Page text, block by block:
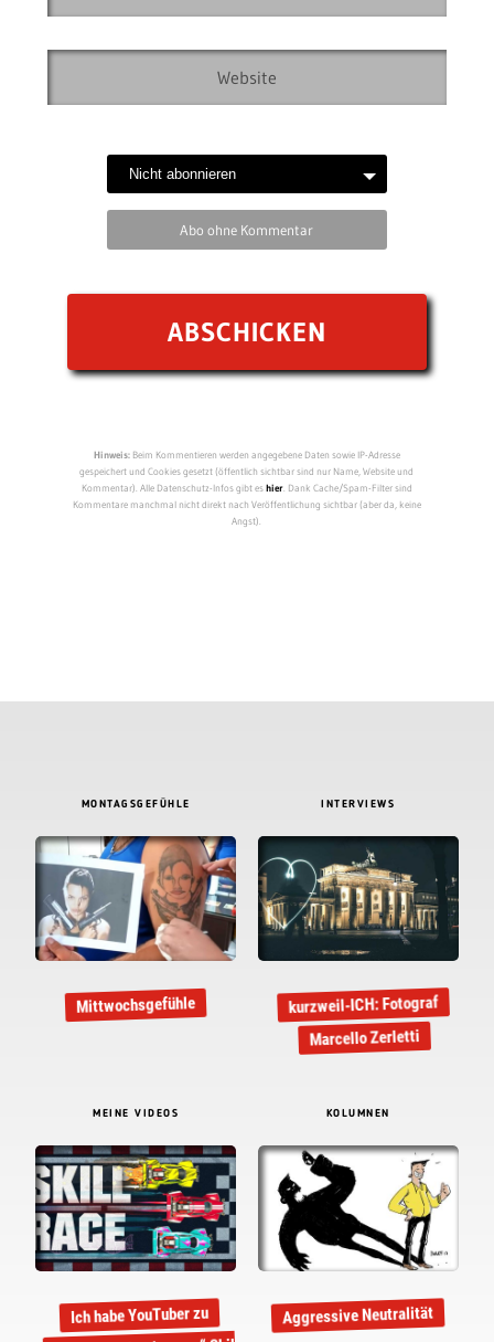
Abo ohne Kommentar
Hinweis:Beim Kommentieren werden angegebene Daten sowie IP-Adresse
gespeichert und Cookies gesetzt (öffentlich sichtbar sind nur Name, Website und
Kommentar). Alle Datenschutz-Infos gibt eshier. Dank Cache/Spam-Filter sind
Kommentare manchmal nicht direkt nach Veröffentlichung sichtbar (aber da, keine
Angst).
MONTAGSGEFÜHLE
Mittwochsgefühle
INTERVIEWS
kurzweil-ICH: Fotograf
Marcello Zerletti
MEINE VIDEOS
Ich habe YouTuber zu
KOLUMNEN
Aggressive Neutralität